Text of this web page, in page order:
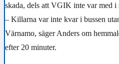
skada, dels att VGIK inte var med i
– Killarna var inte kvar i bussen
Värnamo, säger Anders om
efter 20 minuter.